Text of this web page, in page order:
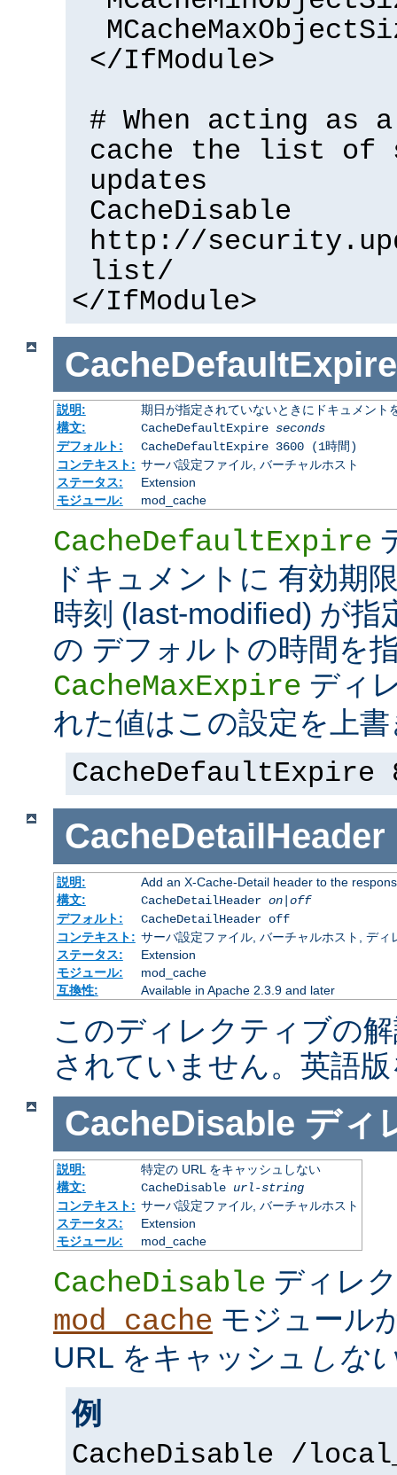
</IfModule>
# When acting as
cache the list of
updates
CacheDisable
http://
list/
</IfModule>
CacheDefaultExpire
説明:
期日が指定されていないときにドキュメント
構文:
CacheDefaultExpire seconds
デフォルト:
CacheDefaultExpire 3600 (1時間)
コンテキスト: サーバ設定ファイル, バーチャルホスト
ステータス:
Extension
モジュール:
mod_cache
CacheDefaultExpire
ドキュメントに 有効期
時刻 (last-modified) が
の デフォルトの時間を
CacheMaxExpire ディ
れた値はこの設定を上書
CacheDefaultExpire
CacheDetailHeader
説明:
Add an X-Cache-Detail header to the
構文:
CacheDetailHeader on|off
デフォルト:
CacheDetailHeader off
コンテキスト: サーバ設定ファイル, バーチャルホスト, ディ
ステータス:
Extension
モジュール:
mod_cache
互換性:
Available in Apache 2.3.9 and later
このディレクティブの
されていません。英語
CacheDisable ディ
説明:
特定の URL をキャッシュしない
構文:
CacheDisable url-string
コンテキスト: サーバ設定ファイル, バーチャルホスト
ステータス:
Extension
モジュール:
mod_cache
CacheDisable ディレ
mod_cache モジュール
URL をキャッシュ しな
例
CacheDisable /